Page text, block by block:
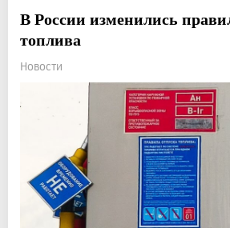
В России изменились
топлива
Новости